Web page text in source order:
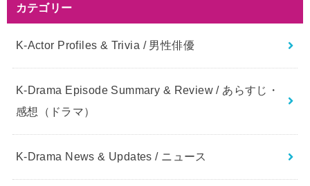
カテゴリー
K-Actor Profiles & Trivia / 男性俳優
K-Drama Episode Summary & Review / あらすじ・
感想（ドラマ）
K-Drama News & Updates / ニュース